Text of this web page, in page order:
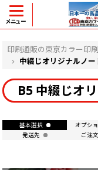
メニュー
印刷通販の東京カラー印刷
中綴じオリジナルノ
B5 中綴じオ
基本選択 オプシ
発送先
ご注
ヘ
よくあ
せん。
価格表にない部数